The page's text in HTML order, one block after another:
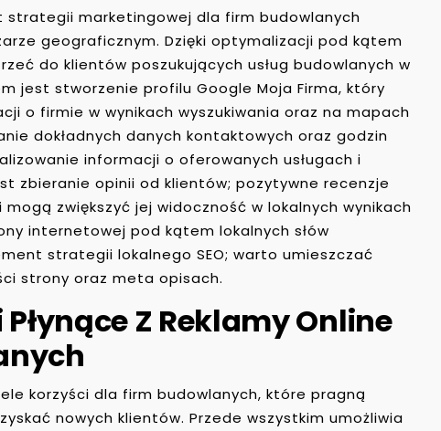
strategii marketingowej dla firm budowlanych
geograficznym. Dzięki optymalizacji pod kątem
do klientów poszukujących usług budowlanych w
jest stworzenie profilu Google Moja Firma, który
o firmie w wynikach wyszukiwania oraz na mapach
dokładnych danych kontaktowych oraz godzin
informacji o oferowanych usługach i
zbieranie opinii od klientów; pozytywne recenzje
zwiększyć jej widoczność w lokalnych wynikach
internetowej pod kątem lokalnych słów
strategii lokalnego SEO; warto umieszczać
strony oraz meta opisach.
Z Reklamy Online
korzyści dla firm budowlanych, które pragną
nowych klientów. Przede wszystkim umożliwia